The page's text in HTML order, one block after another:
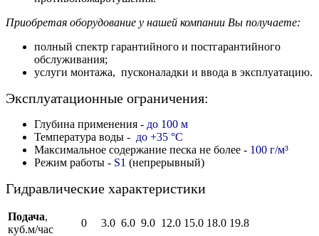
Приобретая оборудование у нашей компании Вы получаете:
полный спектр гарантийного и постгарантийного
обслуживания;
услуги монтажа, пусконаладки и ввода в эксплуатацию.
Эксплуатационные ограничения:
Глубина применения - до 100 м
Температура воды - до +35 °C
Максимальное содержание песка не более - 100 г/м³
Режим работы - S1 (непрерывный)
Гидравлические характеристики
Подача,
куб.м/час
0 3.0 6.0 9.0 12.0 15.0 18.0 19.8